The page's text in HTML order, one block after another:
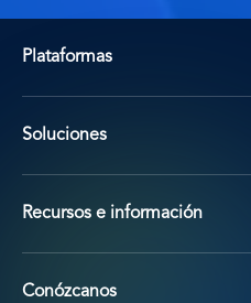
Plataformas
Soluciones
Recursos e información
Conózcanos